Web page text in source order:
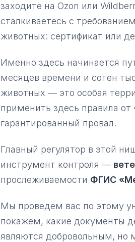
заходите на Ozon или
сталкиваетесь с
животных: сертификат или
Именно здесь начинается
месяцев времени и сотен
животных — это особая
применить здесь правила
гарантированный провал.
Главный регулятор в этой
инструмент контроля —
прослеживаемости ФГИС
Мы проведем вас по этому
покажем, какие документы
являются добровольным,